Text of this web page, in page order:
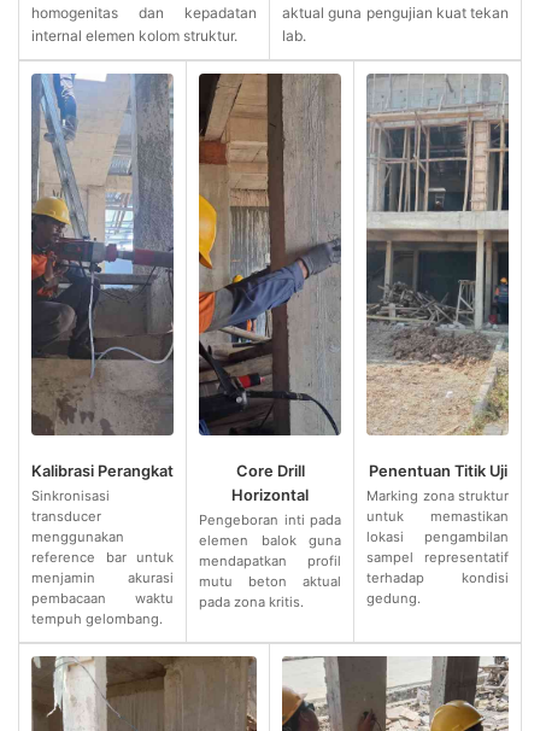
homogenitas dan kepadatan
internal elemen kolom struktur.
aktual guna pengujian kuat tekan
lab.
Kalibrasi Perangkat
Sinkronisasi
transducer
menggunakan
reference bar untuk
menjamin akurasi
pembacaan waktu
tempuh gelombang.
Core Drill
Horizontal
Pengeboran inti pada
elemen balok guna
mendapatkan profil
mutu beton aktual
pada zona kritis.
Penentuan Titik Uji
Marking zona struktur
untuk memastikan
lokasi pengambilan
sampel representatif
terhadap kondisi
gedung.